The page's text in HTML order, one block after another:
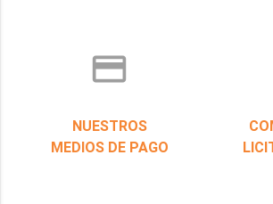
credit_card
NUESTROS
MEDIOS DE PAGO